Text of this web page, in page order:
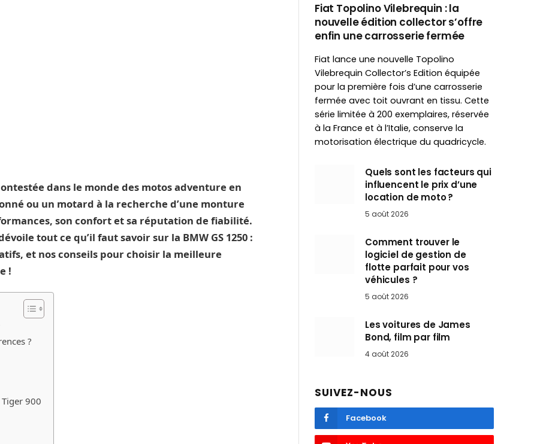
dans le monde des motos adventure en
ou un motard à la recherche d’une monture
son confort et sa réputation de fiabilité.
tout ce qu’il faut savoir sur la BMW GS 1250 :
et nos conseils pour choisir la meilleure
!
?
900
Fiat Topolino Vilebrequin : la
nouvelle édition collector s’offre
enfin une carrosserie fermée
Fiat lance une nouvelle Topolino
Vilebrequin Collector’s Edition équipée
pour la première fois d’une carrosserie
fermée avec toit ouvrant en tissu. Cette
série limitée à 200 exemplaires, réservée
à la France et à l’Italie, conserve la
motorisation électrique du quadricycle.
Quels sont les facteurs qui
influencent le prix d’une
location de moto ?
5 août 2026
Comment trouver le
logiciel de gestion de
flotte parfait pour vos
véhicules ?
5 août 2026
Les voitures de James
Bond, film par film
4 août 2026
SUIVEZ-NOUS
Facebook